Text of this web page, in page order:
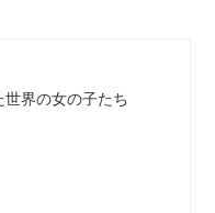
界の女の子たち